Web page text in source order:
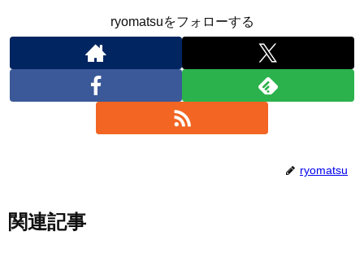
ryomatsuをフォローする
ryomatsu
関連記事